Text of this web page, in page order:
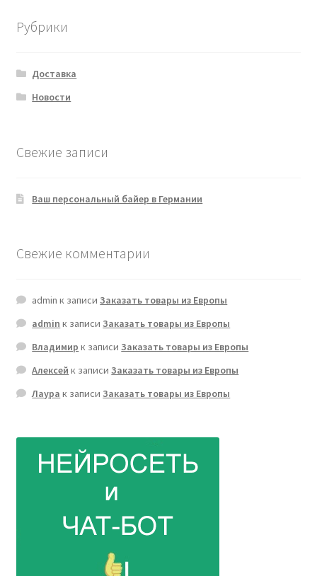
Рубрики
Доставка
Новости
Свежие записи
Ваш персональный байер в Германии
Свежие комментарии
admin к записиЗаказать товары из Европы
admin к записиЗаказать товары из Европы
Владимир к записиЗаказать товары из Европы
Алексей к записиЗаказать товары из Европы
Лаура к записиЗаказать товары из Европы